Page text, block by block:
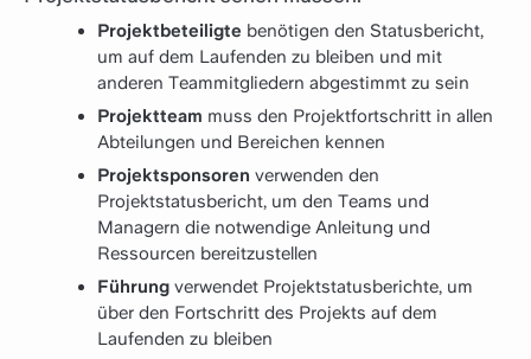
Projektbeteiligte benötigen den Statusbericht,
um auf dem Laufenden zu bleiben und mit
anderen Teammitgliedern abgestimmt zu sein
Projektteam muss den Projektfortschritt in allen
Abteilungen und Bereichen kennen
Projektsponsoren verwenden den
Projektstatusbericht, um den Teams und
Managern die notwendige Anleitung und
Ressourcen bereitzustellen
Führung verwendet Projektstatusberichte, um
über den Fortschritt des Projekts auf dem
Laufenden zu bleiben